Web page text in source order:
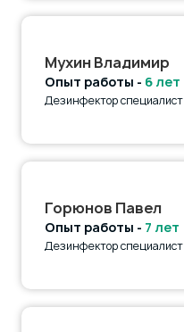
Мухин Владимир
Опыт работы - 6 лет
Дезинфектор специалист
Горюнов Павел
Опыт работы - 7 лет
Дезинфектор специалист